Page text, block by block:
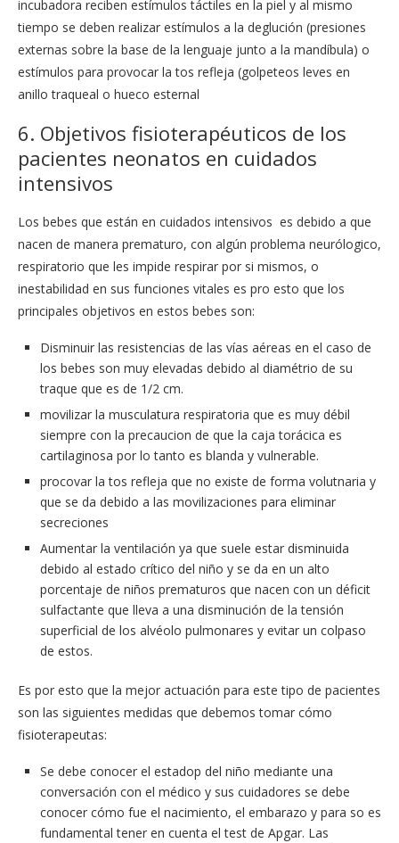
incubadora reciben estímulos táctiles en la piel y al mismo
tiempo se deben realizar estímulos a la deglución (presiones
externas sobre la base de la lenguaje junto a la mandíbula) o
estímulos para provocar la tos refleja (golpeteos leves en
anillo traqueal o hueco esternal
6. Objetivos fisioterapéuticos de los
pacientes neonatos en cuidados
intensivos
Los bebes que están en cuidados intensivos es debido a que
nacen de manera prematuro, con algún problema neurólogico,
respiratorio que les impide respirar por si mismos, o
inestabilidad en sus funciones vitales es pro esto que los
principales objetivos en estos bebes son:
Disminuir las resistencias de las vías aéreas en el caso de
los bebes son muy elevadas debido al diamétrio de su
traque que es de 1/2 cm.
movilizar la musculatura respiratoria que es muy débil
siempre con la precaucion de que la caja torácica es
cartilaginosa por lo tanto es blanda y vulnerable.
procovar la tos refleja que no existe de forma volutnaria y
que se da debido a las movilizaciones para eliminar
secreciones
Aumentar la ventilación ya que suele estar disminuida
debido al estado crítico del niño y se da en un alto
porcentaje de niños prematuros que nacen con un déficit
sulfactante que lleva a una disminución de la tensión
superficial de los alvéolo pulmonares y evitar un colpaso
de estos.
Es por esto que la mejor actuación para este tipo de pacientes
son las siguientes medidas que debemos tomar cómo
fisioterapeutas:
Se debe conocer el estadop del niño mediante una
conversación con el médico y sus cuidadores se debe
conocer cómo fue el nacimiento, el embarazo y para so es
fundamental tener en cuenta el test de Apgar. Las